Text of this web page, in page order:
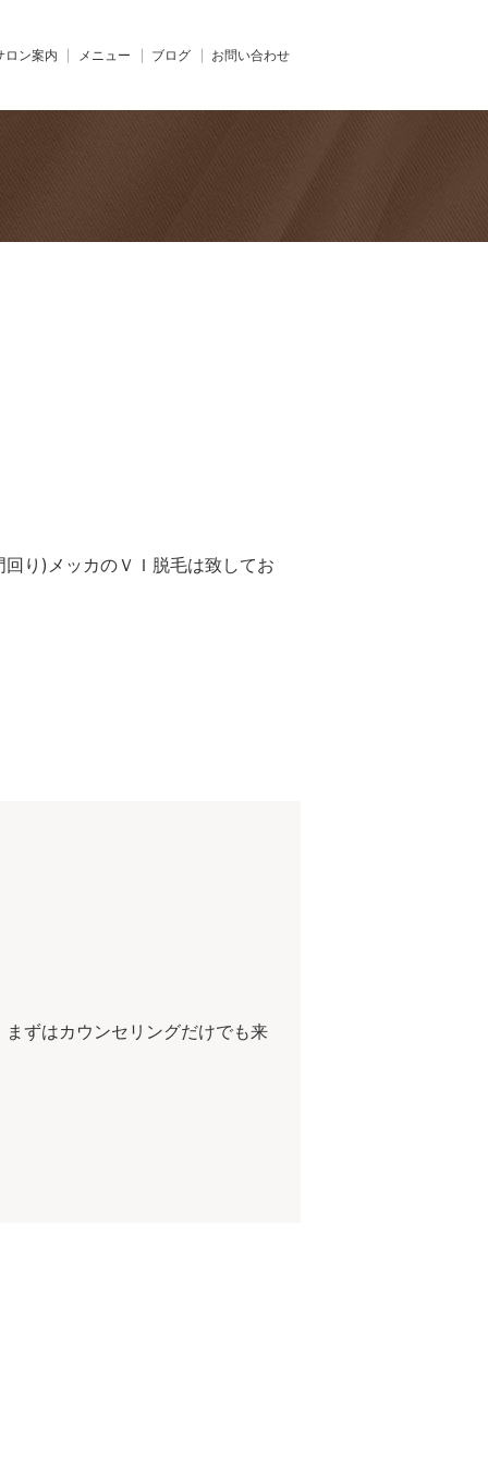
ロン案内 メニュー ブログ お問い合わせ
り)メッカのＶＩ脱毛は致してお
ずはカウンセリングだけでも来